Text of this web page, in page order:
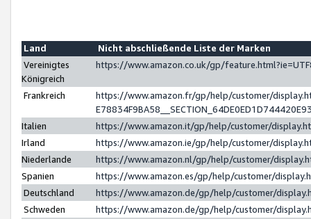
Land
Nicht abschließende Liste der Marken
Vereinigtes
Königreich
https://www.amazon.co.uk/gp/
Frankreich
https://www.amazon.fr/gp/help/customer/
Italien
https://www.amazon.it/gp/help/customer/
Irland
https://www.amazon.ie/gp/help/customer/
Niederlande
https://www.amazon.nl/gp/help/customer/
Spanien
https://www.amazon.es/gp/help/customer/
Deutschland
https://www.amazon.de/gp/help/customer/
Schweden
https://www.amazon.de/gp/help/customer/